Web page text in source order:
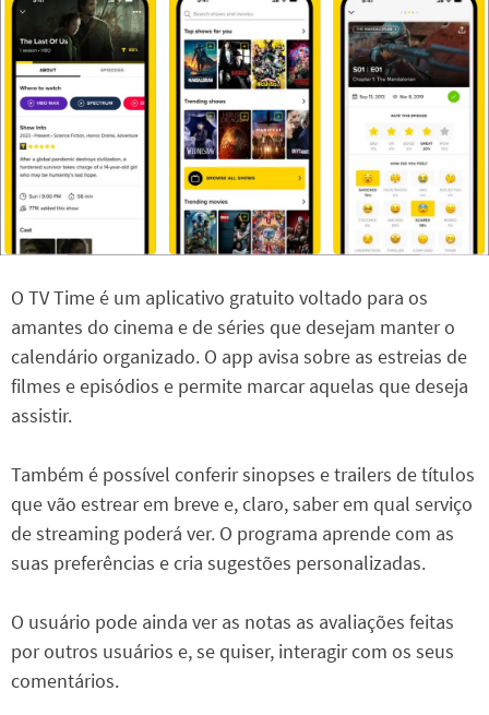
O TV Time é um aplicativo gratuito voltado para os
amantes do cinema e de séries que desejam manter o
calendário organizado. O app avisa sobre as estreias de
filmes e episódios e permite marcar aquelas que deseja
assistir.
Também é possível conferir sinopses e trailers de títulos
que vão estrear em breve e, claro, saber em qual serviço
de streaming poderá ver. O programa aprende com as
suas preferências e cria sugestões personalizadas.
O usuário pode ainda ver as notas as avaliações feitas
por outros usuários e, se quiser, interagir com os seus
comentários.